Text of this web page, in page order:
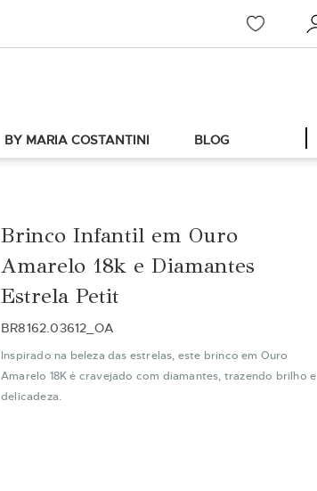
BY MARIA COSTANTINI BLOG
Brinco Infantil em Ouro
Amarelo 18k e Diamantes
Estrela Petit
BR8162.03612_OA
Inspirado na beleza das estrelas, este brinco em Ouro
Amarelo 18K é cravejado com diamantes, trazendo brilho e
delicadeza.